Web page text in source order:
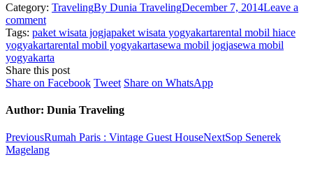
Category: TravelingBy Dunia TravelingDecember 7, 2014Leave a
comment
Tags: paket wisata jogjapaket wisata yogyakartarental mobil hiace
yogyakartarental mobil yogyakartasewa mobil jogjasewa mobil
yogyakarta
Share this post
Share on FacebookShare
Facebook
TweetShare
Twitter
Share on WhatsAppShare
Author: Dunia Traveling
Post
navigation
PreviousPrevious
post:
Rumah Paris : Vintage Guest HouseNextNext
Sop Senerek
Magelang